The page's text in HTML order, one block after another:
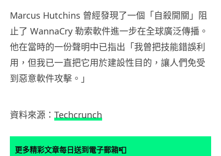
Marcus Hutchins 曾經發現了一個「自殺開關」阻
止了 WannaCry 勒索軟件進一步在全球廣泛傳播。
他在當時的一份聲明中已指出「我曾把技能錯誤利
用，但我已一直把它用於建設性目的，讓人們免受
到惡意軟件攻擊。」
資料來源： Techcrunch
更多精彩文章每日送到電子郵箱📮